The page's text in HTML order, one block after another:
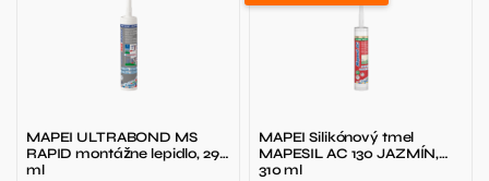
MAPEI ULTRABOND MS
RAPID montážne lepidlo, 290
ml
MAPEI Silikónový tmel
MAPESIL AC 130 JAZMÍN,
310 ml